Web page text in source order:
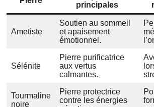
principales
Ametiste
Soutien au sommeil
et apaisement
émotionnel.
Sélénite
Pierre purificatrice
aux vertus
calmantes.
Tourmaline
noire
Pierre protectrice
contre les énergies